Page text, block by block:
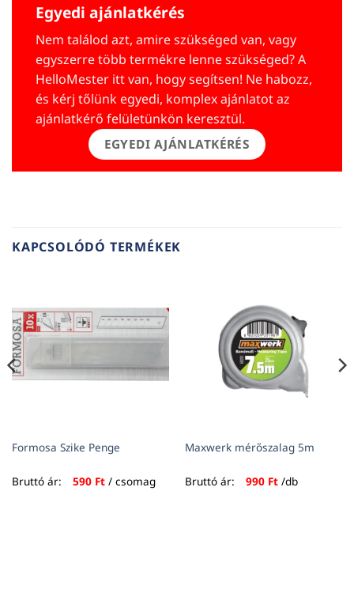
Egyedi ajánlatkérés
Nem találod azt, amire szükséged van, vagy
egyszerre több termékre lenne szükséged? A
HelloMester itt van, hogy segítsen! Ne habozz,
és kérj tőlünk egyedi, komplex ajánlatot az
ajánlatkérő felületünkön keresztül.
EGYEDI AJÁNLATKÉRÉS
KAPCSOLÓDÓ TERMÉKEK
Formosa Szike Penge
Bruttó ár: 590 Ft/ csomag
Maxwerk mérőszalag 5m
Bruttó ár: 990 Ft/db